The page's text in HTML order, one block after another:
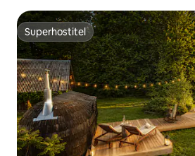
Superhostitel
Superhostitel